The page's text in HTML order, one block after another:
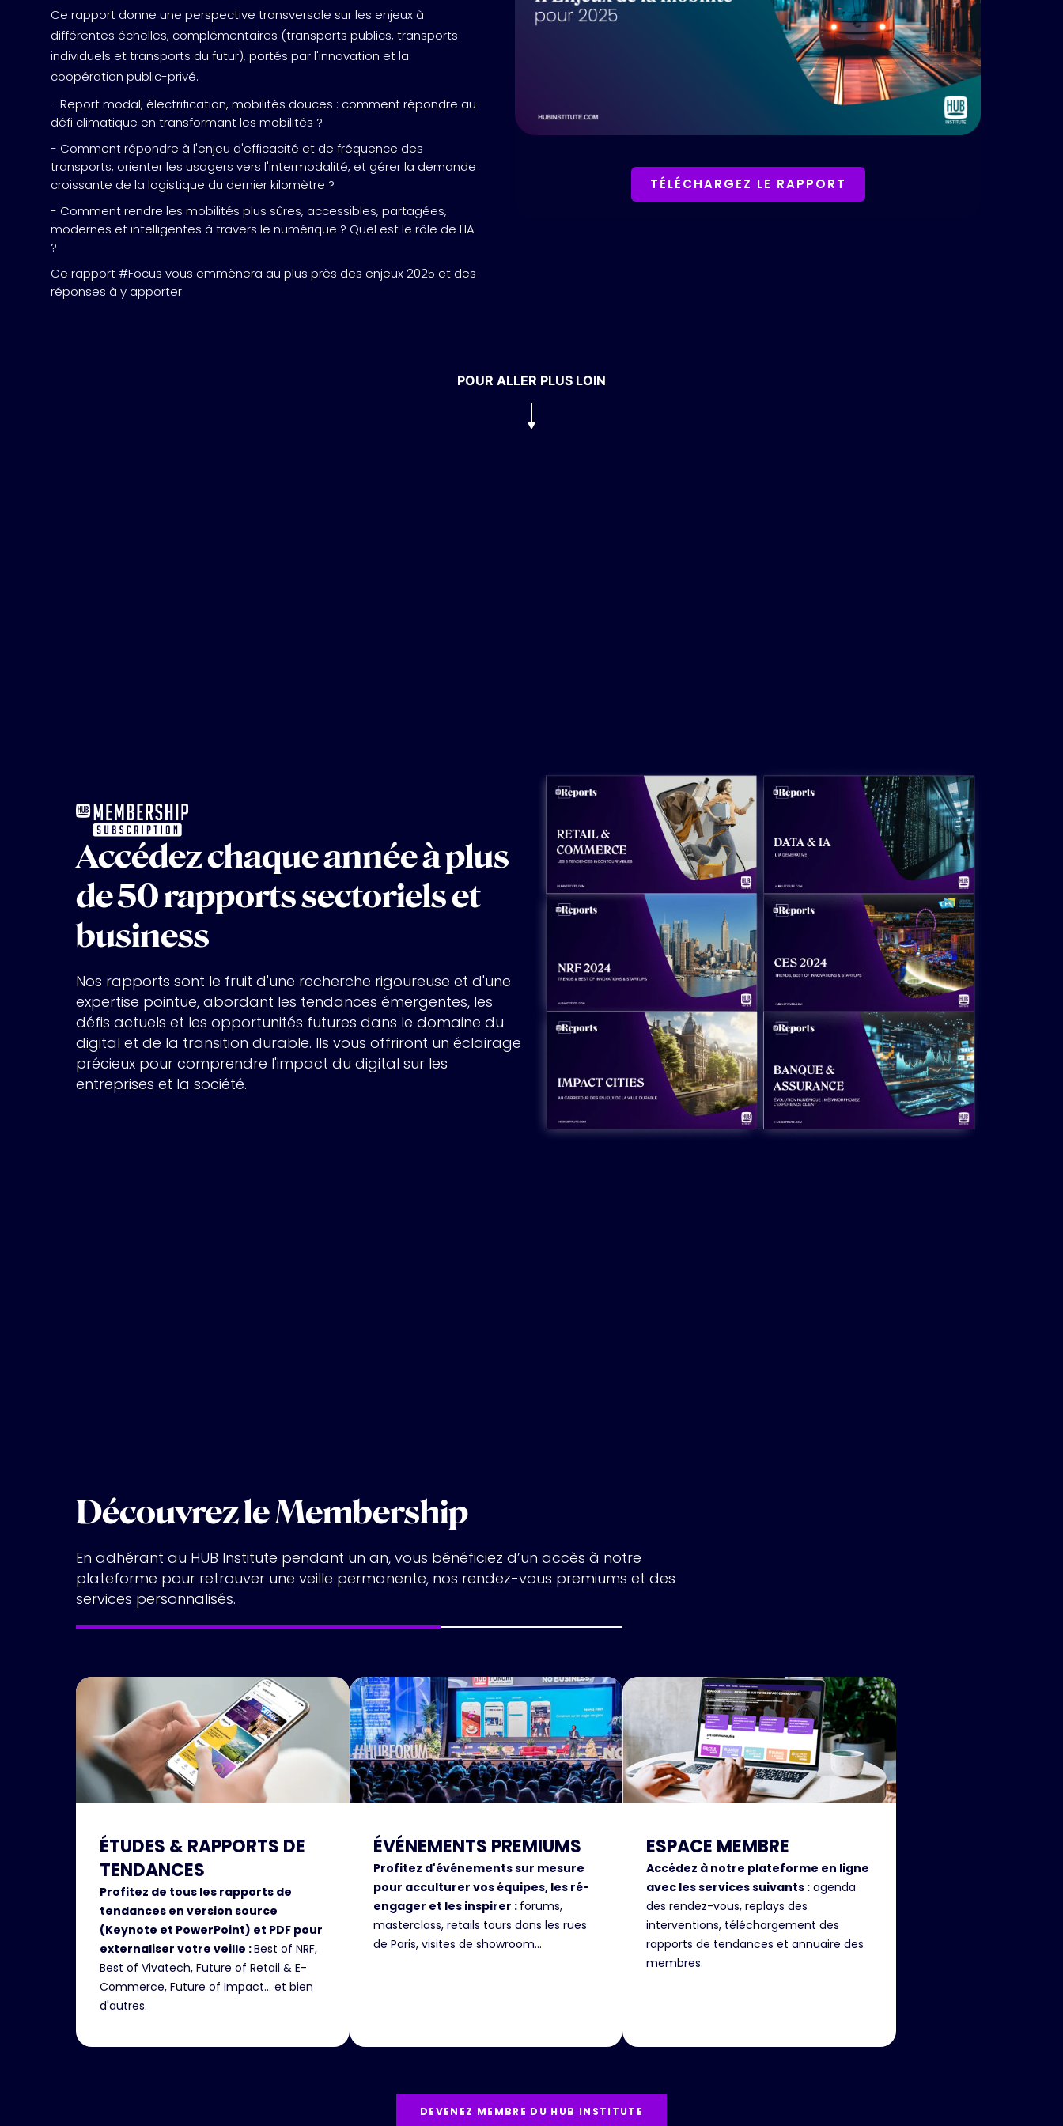
Ce rapport donne une perspective transversale sur les enjeux à
différentes échelles, complémentaires (transports publics, transports
individuels et transports du futur), portés par l'innovation et la
coopération public-privé.
- Report modal, électrification, mobilités douces : comment répondre au
défi climatique en transformant les mobilités ?
- Comment répondre à l'enjeu d'efficacité et de fréquence des
transports, orienter les usagers vers l'intermodalité, et gérer la demande
croissante de la logistique du dernier kilomètre ?
- Comment rendre les mobilités plus sûres, accessibles, partagées,
modernes et intelligentes à travers le numérique ? Quel est le rôle de l'IA
?
Ce rapport #Focus vous emmènera au plus près des enjeux 2025 et des
réponses à y apporter.
TÉLÉCHARGEZ LE RAPPORT
POUR ALLER PLUS LOIN
Accédez chaque année à plus
de 50 rapports sectoriels et
business
Nos rapports sont le fruit d'une recherche rigoureuse et d'une
expertise pointue, abordant les tendances émergentes, les
défis actuels et les opportunités futures dans le domaine du
digital et de la transition durable. Ils vous offriront un éclairage
précieux pour comprendre l'impact du digital sur les
entreprises et la société.
Découvrez le Membership
En adhérant au HUB Institute pendant un an, vous bénéficiez d’un accès à notre
plateforme pour retrouver une veille permanente, nos rendez-vous premiums et des
services personnalisés.
ÉTUDES & RAPPORTS DE
TENDANCES
Profitez de tous les rapports de
tendances en version source
(Keynote et PowerPoint) et PDF pour
externaliser votre veille :Best of NRF,
Best of Vivatech, Future of Retail & E-
Commerce, Future of Impact... et bien
d'autres.
ÉVÉNEMENTS PREMIUMS
Profitez d'événements sur mesure
pour acculturer vos équipes, les ré-
engager et les inspirer : forums,
masterclass, retails tours dans les rues
de Paris, visites de showroom...
ESPACE MEMBRE
Accédez à notre plateforme en ligne
avec les services suivants : agenda
des rendez-vous, replays des
interventions, téléchargement des
rapports de tendances et annuaire des
membres.
DEVENEZ MEMBRE DU HUB INSTITUTE